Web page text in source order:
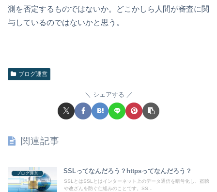
測を否定するものではないか。どこかしら人間が審査に関
与しているのではないかと思う。
ブログ運営
シェアする
関連記事
ブログ運営 SSLってなんだろう？httpsってなんだろう？
SSLとはSSLとはインターネット上のデータ通信を暗号化し、盗聴
や改ざんを防ぐ仕組みのことです。SS...